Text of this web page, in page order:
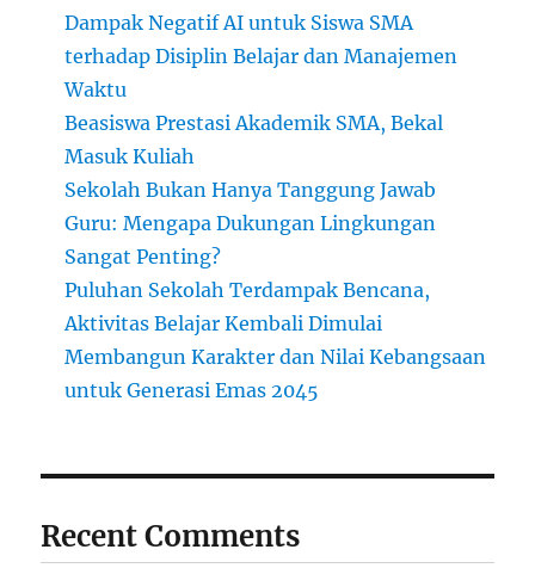
Dampak Negatif AI untuk Siswa SMA
terhadap Disiplin Belajar dan Manajemen
Waktu
Beasiswa Prestasi Akademik SMA, Bekal
Masuk Kuliah
Sekolah Bukan Hanya Tanggung Jawab
Guru: Mengapa Dukungan Lingkungan
Sangat Penting?
Puluhan Sekolah Terdampak Bencana,
Aktivitas Belajar Kembali Dimulai
Membangun Karakter dan Nilai Kebangsaan
untuk Generasi Emas 2045
Recent Comments